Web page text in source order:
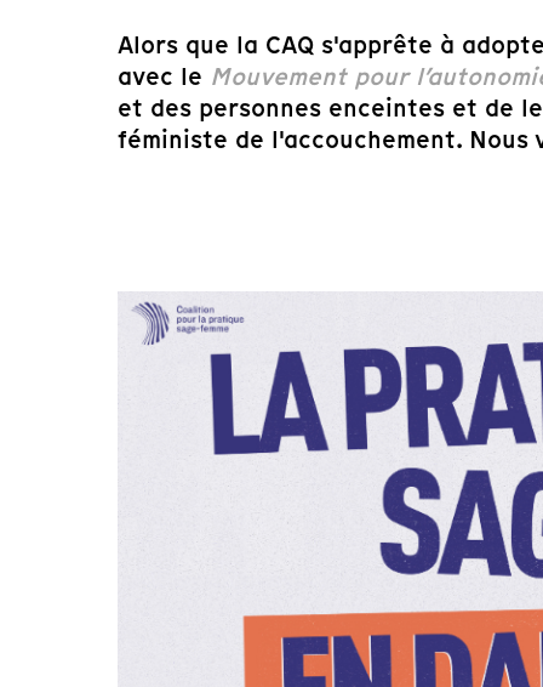
Alors que la CAQ s'apprête à
avec le Mouvement pour
et des personnes enceintes et de
féministe de l'accouchement.